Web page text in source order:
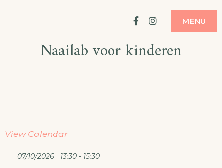
FacebookInstagram
MENU
Naailab voor kinderen
View Calendar
07/10/2026 13:30 - 15:30